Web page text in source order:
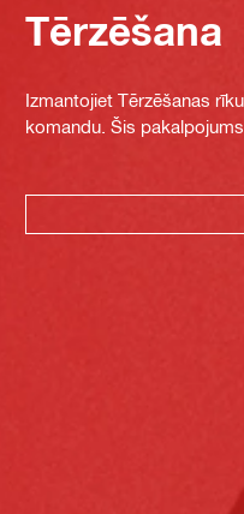
Tērzēšana
Izmantojiet Tērzēšanas
komandu. Šis